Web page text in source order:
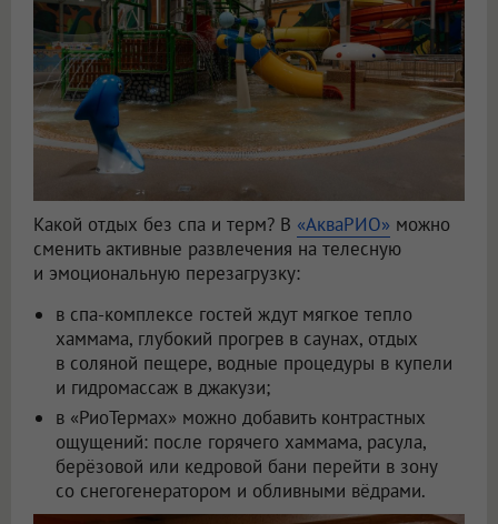
Какой отдых без спа и терм? В «АкваРИО» можно
сменить активные развлечения на телесную
и эмоциональную перезагрузку:
в спа-комплексе гостей ждут мягкое тепло
хаммама, глубокий прогрев в саунах, отдых
в соляной пещере, водные процедуры в купели
и гидромассаж в джакузи;
в «РиоТермах» можно добавить контрастных
ощущений: после горячего хаммама, расула,
берёзовой или кедровой бани перейти в зону
со снегогенератором и обливными вёдрами.